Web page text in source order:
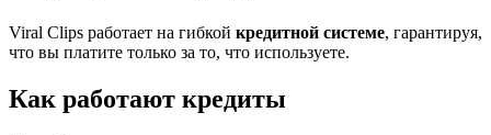
Viral Clips работает на гибкой кредитной системе, гарантируя,
что вы платите только за то, что используете.
Как работают кредиты